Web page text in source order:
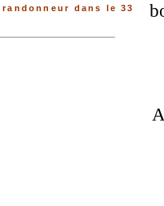
dans le 33